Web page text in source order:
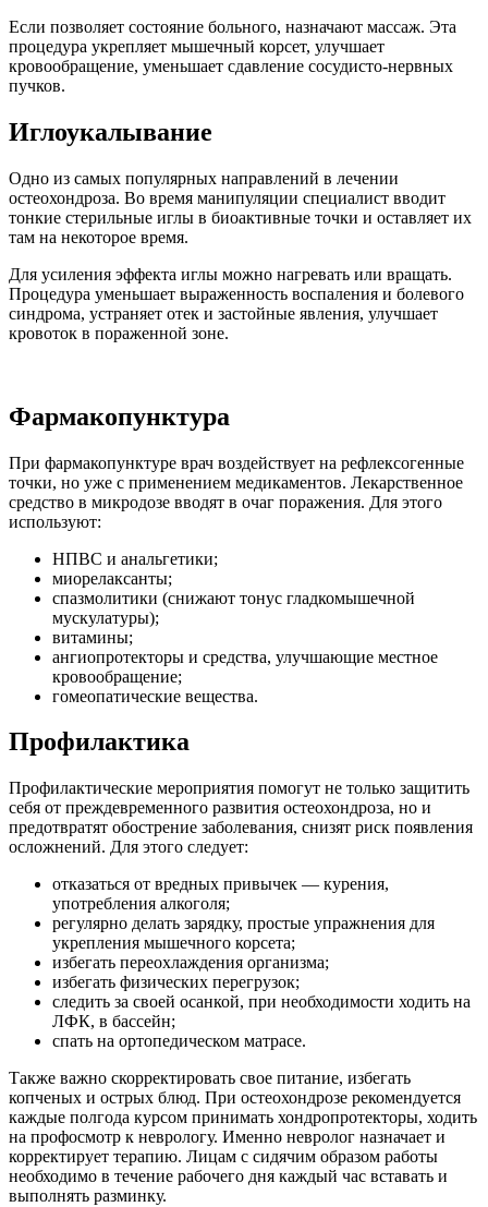
Если позволяет состояние больного, назначают массаж. Эта
процедура укрепляет мышечный корсет, улучшает
кровообращение, уменьшает сдавление сосудисто-нервных
пучков.
Иглоукалывание
Одно из самых популярных направлений в лечении
остеохондроза. Во время манипуляции специалист вводит
тонкие стерильные иглы в биоактивные точки и оставляет их
там на некоторое время.
Для усиления эффекта иглы можно нагревать или вращать.
Процедура уменьшает выраженность воспаления и болевого
синдрома, устраняет отек и застойные явления, улучшает
кровоток в пораженной зоне.
Фармакопунктура
При фармакопунктуре врач воздействует на рефлексогенные
точки, но уже с применением медикаментов. Лекарственное
средство в микродозе вводят в очаг поражения. Для этого
используют:
НПВС и анальгетики;
миорелаксанты;
спазмолитики (снижают тонус гладкомышечной
мускулатуры);
витамины;
ангиопротекторы и средства, улучшающие местное
кровообращение;
гомеопатические вещества.
Профилактика
Профилактические мероприятия помогут не только защитить
себя от преждевременного развития остеохондроза, но и
предотвратят обострение заболевания, снизят риск появления
осложнений. Для этого следует:
отказаться от вредных привычек — курения,
употребления алкоголя;
регулярно делать зарядку, простые упражнения для
укрепления мышечного корсета;
избегать переохлаждения организма;
избегать физических перегрузок;
следить за своей осанкой, при необходимости ходить на
ЛФК, в бассейн;
спать на ортопедическом матрасе.
Также важно скорректировать свое питание, избегать
копченых и острых блюд. При остеохондрозе рекомендуется
каждые полгода курсом принимать хондропротекторы, ходить
на профосмотр к неврологу. Именно невролог назначает и
корректирует терапию. Лицам с сидячим образом работы
необходимо в течение рабочего дня каждый час вставать и
выполнять разминку.